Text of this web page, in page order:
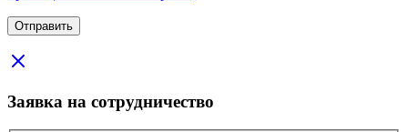
Заявка на сотрудничество